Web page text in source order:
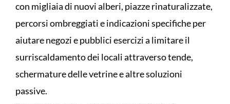
con migliaia di nuovi alberi, piazze rinaturalizzate,
percorsi ombreggiati e indicazioni specifiche per
aiutare negozi e pubblici esercizi a limitare il
surriscaldamento dei locali attraverso tende,
schermature delle vetrine e altre soluzioni
passive.